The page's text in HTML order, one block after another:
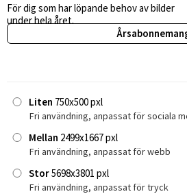
För dig som har löpande behov av bilder
under hela året.
Liten 750x500 pxl
Fri användning, anpassat för sociala
Mellan 2499x1667 pxl
Fri användning, anpassat för webb
Stor5698x3801 pxl
Fri användning, anpassat för tryck